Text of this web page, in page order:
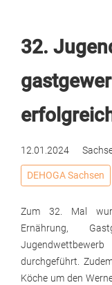
32.
12.01.2024
DEHOGA Sachsen
Zum 32. Mal
Ernährung,
durchgeführt.
Köche um den